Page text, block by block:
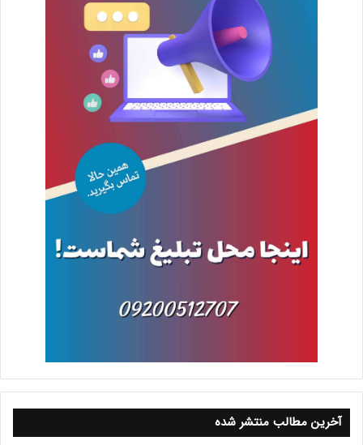
آخرین مطالب منتشر شده